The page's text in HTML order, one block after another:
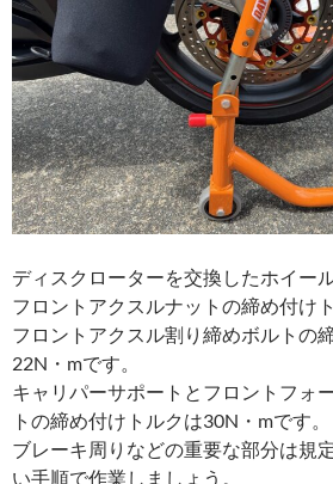
ディスクローターを交換したホイー
フロントアクスルナットの締め付け
フロントアクスル割り締めボルトの
22N・mです。
キャリパーサポートとフロントフォ
トの締め付けトルクは30N・mです。
ブレーキ周りなどの重要な部分は規
い手順で作業しましょう。